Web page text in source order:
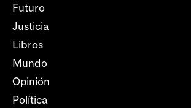
Futuro
Justicia
Libros
Mundo
Opinión
Política